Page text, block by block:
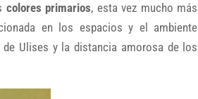
colores primarios, esta vez mucho más
en los espacios y el ambiente
Ulises y la distancia amorosa de los